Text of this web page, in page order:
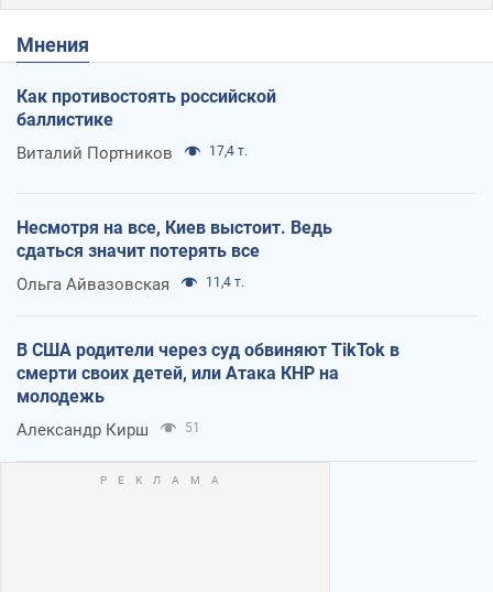
Мнения
Как противостоять российской
баллистике
Виталий Портников 17,4 т.
Несмотря на все, Киев выстоит. Ведь
сдаться значит потерять все
Ольга Айвазовская 11,4 т.
В США родители через суд обвиняют TikTok в
смерти своих детей, или Атака КНР на
молодежь
Александр Кирш 51